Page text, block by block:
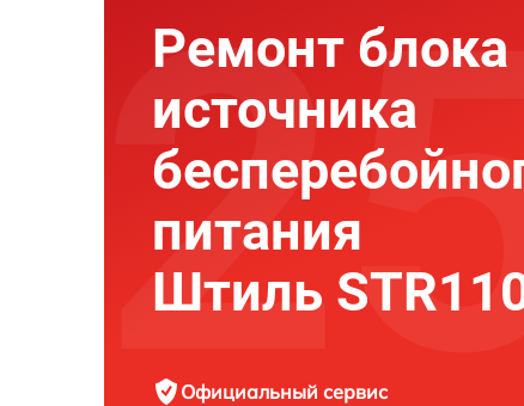
Ремонт блока
источника
питания
Штиль
Официальный сервис